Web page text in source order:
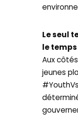
Le seul
le
Aux
jeunes